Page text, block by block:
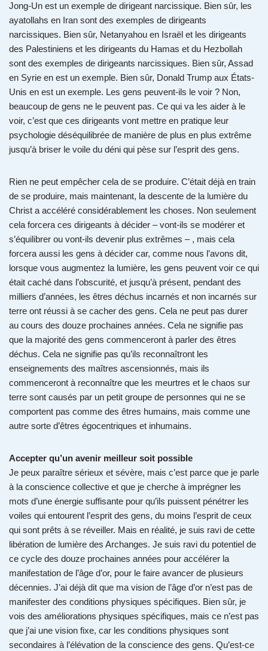
Jong-Un est un exemple de dirigeant narcissique. Bien sûr, les
ayatollahs en Iran sont des exemples de dirigeants
narcissiques. Bien sûr, Netanyahou en Israël et les dirigeants
des Palestiniens et les dirigeants du Hamas et du Hezbollah
sont des exemples de dirigeants narcissiques. Bien sûr, Assad
en Syrie en est un exemple. Bien sûr, Donald Trump aux États-
Unis en est un exemple. Les gens peuvent-ils le voir ? Non,
beaucoup de gens ne le peuvent pas. Ce qui va les aider à le
voir, c’est que ces dirigeants vont mettre en pratique leur
psychologie déséquilibrée de manière de plus en plus extrême
jusqu’à briser le voile du déni qui pèse sur l’esprit des gens.
Rien ne peut empêcher cela de se produire. C’était déjà en train
de se produire, mais maintenant, la descente de la lumière du
Christ a accéléré considérablement les choses. Non seulement
cela forcera ces dirigeants à décider – vont-ils se modérer et
s’équilibrer ou vont-ils devenir plus extrêmes – , mais cela
forcera aussi les gens à décider car, comme nous l’avons dit,
lorsque vous augmentez la lumière, les gens peuvent voir ce qui
était caché dans l’obscurité, et jusqu’à présent, pendant des
milliers d’années, les êtres déchus incarnés et non incarnés sur
terre ont réussi à se cacher des gens. Cela ne peut pas durer
au cours des douze prochaines années. Cela ne signifie pas
que la majorité des gens commenceront à parler des êtres
déchus. Cela ne signifie pas qu’ils reconnaîtront les
enseignements des maîtres ascensionnés, mais ils
commenceront à reconnaître que les meurtres et le chaos sur
terre sont causés par un petit groupe de personnes qui ne se
comportent pas comme des êtres humains, mais comme une
autre sorte d’êtres égocentriques et inhumains.
Accepter qu’un avenir meilleur soit possible
Je peux paraître sérieux et sévère, mais c’est parce que je parle
à la conscience collective et que je cherche à imprégner les
mots d’une énergie suffisante pour qu’ils puissent pénétrer les
voiles qui entourent l’esprit des gens, du moins l’esprit de ceux
qui sont prêts à se réveiller. Mais en réalité, je suis ravi de cette
libération de lumière des Archanges. Je suis ravi du potentiel de
ce cycle des douze prochaines années pour accélérer la
manifestation de l’âge d’or, pour le faire avancer de plusieurs
décennies. J’ai déjà dit que ma vision de l’âge d’or n’est pas de
manifester des conditions physiques spécifiques. Bien sûr, je
vois des améliorations physiques spécifiques, mais ce n’est pas
que j’ai une vision fixe, car les conditions physiques sont
secondaires à l’élévation de la conscience des gens. Qu’est-ce